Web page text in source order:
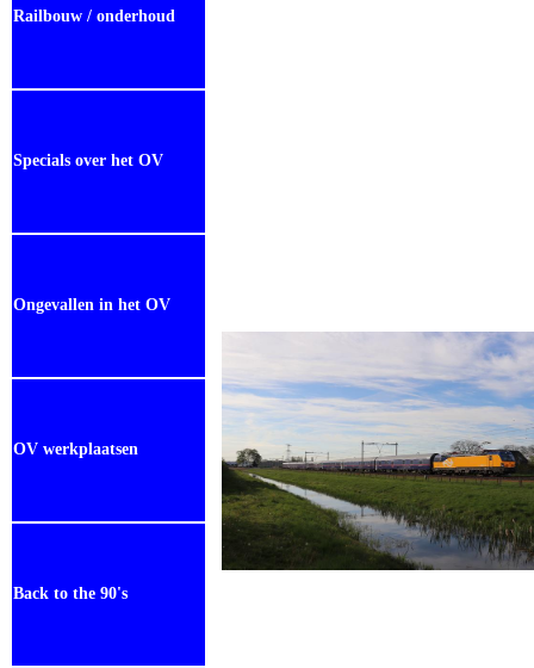
Railbouw / onderhoud
Specials over het OV
Ongevallen in het OV
OV werkplaatsen
Back to the 90's